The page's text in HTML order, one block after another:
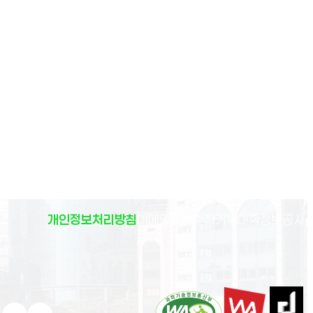
개인정보처리방침